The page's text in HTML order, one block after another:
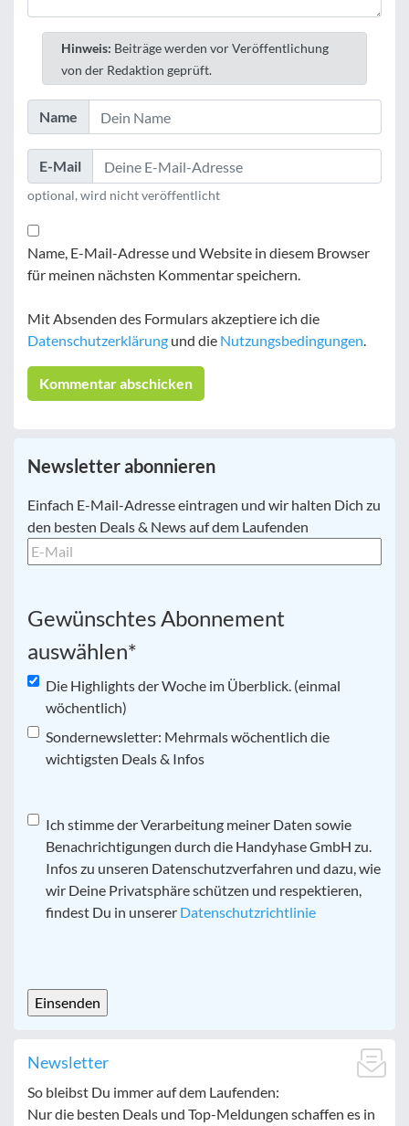
Hinweis: Beiträge werden vor Veröffentlichung
von der Redaktion geprüft.
Name
E-Mail
optional, wird nicht veröffentlicht
Name, E-Mail-Adresse und Website in diesem Browser
für meinen nächsten Kommentar speichern.
Mit Absenden des Formulars akzeptiere ich die
Datenschutzerklärung und die Nutzungsbedingungen.
Newsletter abonnieren
E-
Mail *
Einfach E-Mail-Adresse eintragen und wir halten Dich zu
den besten Deals & News auf dem Laufenden
Gewünschtes Abonnement
auswählen*
Die Highlights der Woche im Überblick. (einmal
wöchentlich)
Sondernewsletter: Mehrmals wöchentlich die
wichtigsten Deals & Infos
Datenschutz*
Ich stimme der Verarbeitung meiner Daten sowie
Benachrichtigungen durch die Handyhase GmbH zu.
Infos zu unseren Datenschutzverfahren und dazu, wie
wir Deine Privatsphäre schützen und respektieren,
findest Du in unserer Datenschutzrichtlinie
Newsletter
So bleibst Du immer auf dem Laufenden:
Nur die besten Deals und Top-Meldungen schaffen es in